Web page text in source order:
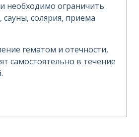
необходимо ограничить
солярия, приема
гематом и отечности,
самостоятельно в течение